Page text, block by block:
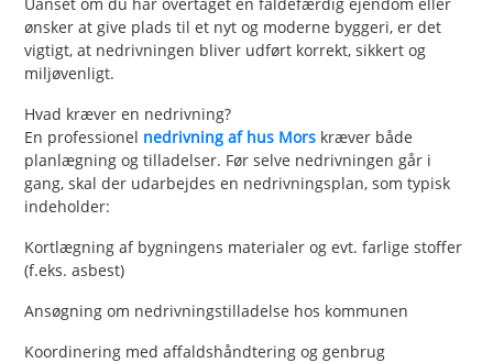
ønsker at give plads til et nyt og moderne byggeri, er det
vigtigt, at nedrivningen bliver udført korrekt, sikkert og
miljøvenligt.
Hvad kræver en nedrivning?
En professionel nedrivning af hus Mors kræver både
planlægning og tilladelser. Før selve nedrivningen går i
gang, skal der udarbejdes en nedrivningsplan, som typisk
indeholder:
Kortlægning af bygningens materialer og evt. farlige stoffer
(f.eks. asbest)
Ansøgning om nedrivningstilladelse hos kommunen
Koordinering med affaldshåndtering og genbrug